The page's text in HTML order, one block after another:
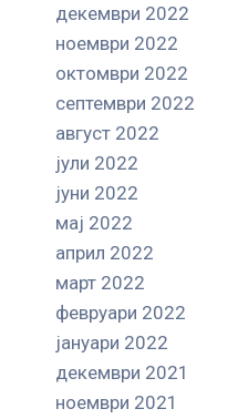
декември 2022
ноември 2022
октомври 2022
септември 2022
август 2022
јули 2022
јуни 2022
мај 2022
април 2022
март 2022
февруари 2022
јануари 2022
декември 2021
ноември 2021